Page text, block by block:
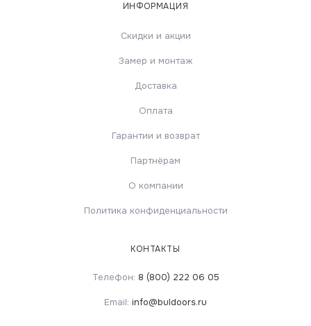
ИНФОРМАЦИЯ
Скидки и акции
Замер и монтаж
Доставка
Оплата
Гарантии и возврат
Партнёрам
О компании
Политика конфиденциальности
КОНТАКТЫ
Телефон: 8 (800) 222 06 05
Email: info@buldoors.ru